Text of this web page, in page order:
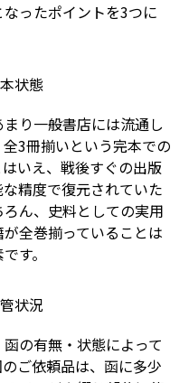
ったポイントを3つに
状態
り一般書店には流通し
3冊揃いという完本での
いえ、戦後すぐの出版
精度で復元されていた
ん、史料としての実用
全巻揃っていることは
す。
状況
の有無・状態によって
ご依頼品は、函に多少